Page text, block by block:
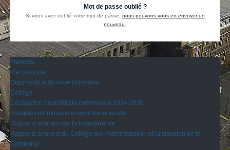
Mot de passe oublié ?
Si vous avez oublié votre mot de passe, nous pouvons vous en envoyer un
nouveau
Français
Vie politique
Organisation de votre commune
Collège
Déclaration de politique communale 2024-2030
Budgets communaux et comptes annuels
Rapports annuels sur la transparence
Rapports annuels du Collège sur l'Administration et la situation de la
Commune